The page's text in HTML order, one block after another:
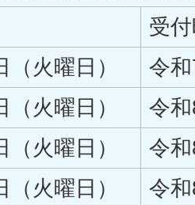
受
火曜日）
令
火曜日）
令
火曜日）
令
火曜日）
令